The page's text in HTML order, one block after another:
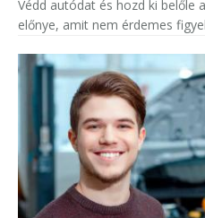
Védd autódat és hozd ki belőle
előnye, amit nem érdemes